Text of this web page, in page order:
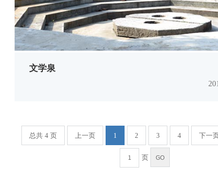
文学泉
总共 4 页 上一页 1 2 3 4 下一
页